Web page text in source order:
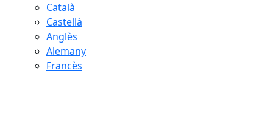
Català
Castellà
Anglès
Alemany
Francès